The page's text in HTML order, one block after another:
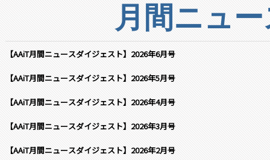
月間ニュ
【AAiT月間ニュースダイジェスト】2026年6月号
【AAiT月間ニュースダイジェスト】2026年5月号
【AAiT月間ニュースダイジェスト】2026年4月号
【AAiT月間ニュースダイジェスト】2026年3月号
【AAiT月間ニュースダイジェスト】2026年2月号